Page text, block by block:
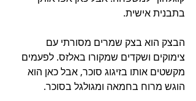
בתבנית אישית.
הבצק הוא בצק שמרים מסורתי עם
צימוקים ושקדים שמקורו באלזס. לפעמים
מקשטים אותו בזיגוג סוכר, אבל כאן הוא
הוגש מרוח בחמאה ומגולגל בסוכר.